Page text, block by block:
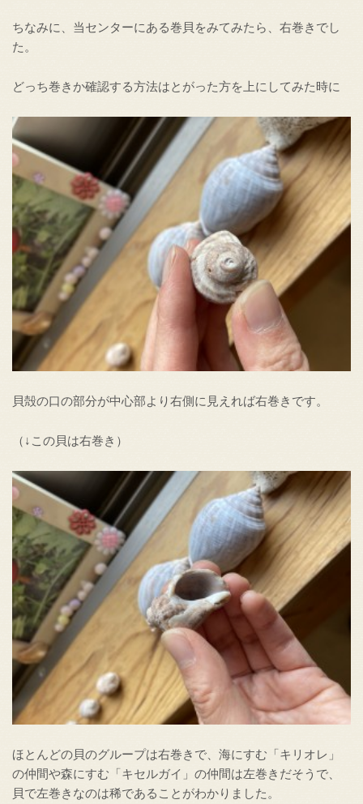
ちなみに、当センターにある巻貝をみてみたら、右巻きでし
た。
どっち巻きか確認する方法はとがった方を上にしてみた時に
貝殻の口の部分が中心部より右側に見えれば右巻きです。
（↓この貝は右巻き）
ほとんどの貝のグループは右巻きで、海にすむ「キリオレ」
の仲間や森にすむ「キセルガイ」の仲間は左巻きだそうで、
貝で左巻きなのは稀であることがわかりました。